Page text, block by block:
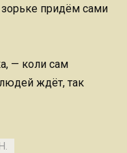
придём сами
— коли сам
ждёт, так